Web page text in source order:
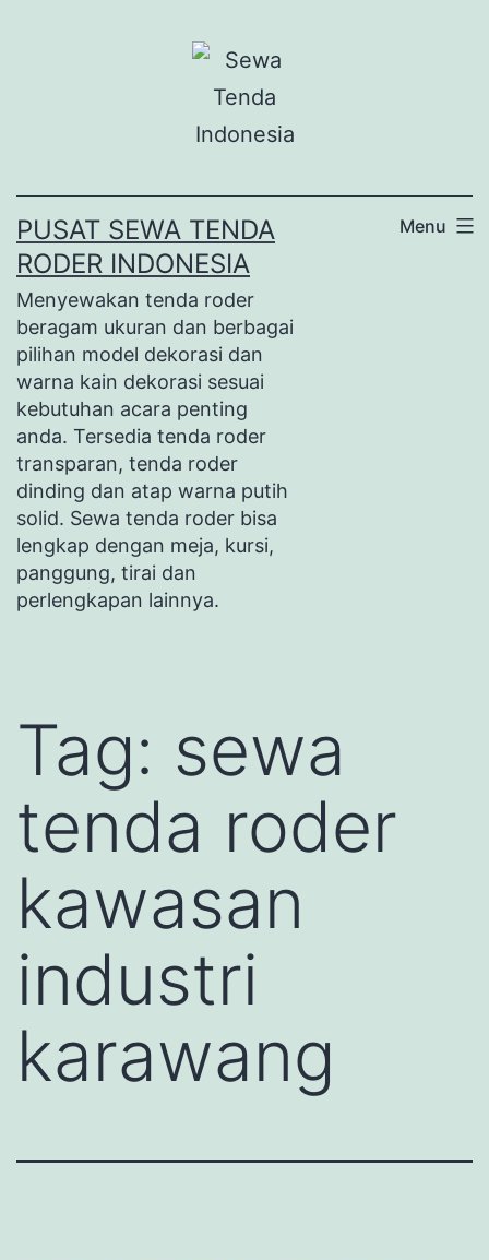
PUSAT SEWA TENDA
RODER INDONESIA
Menyewakan tenda roder
beragam ukuran dan berbagai
pilihan model dekorasi dan
warna kain dekorasi sesuai
kebutuhan acara penting
anda. Tersedia tenda roder
transparan, tenda roder
dinding dan atap warna putih
solid. Sewa tenda roder bisa
lengkap dengan meja, kursi,
panggung, tirai dan
perlengkapan lainnya.
Menu
Tag: sewa
tenda roder
kawasan
industri
karawang